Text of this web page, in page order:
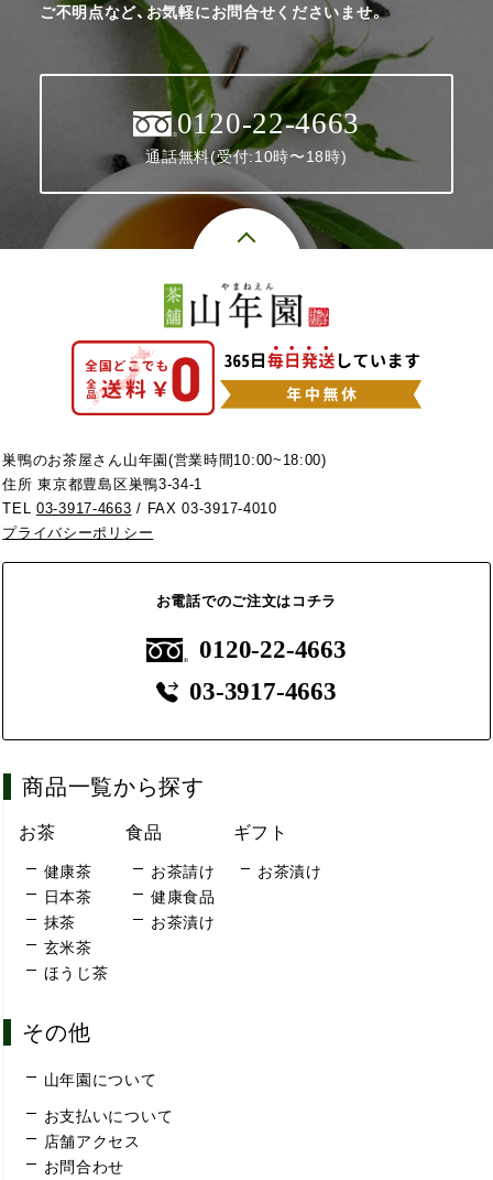
ご不明点など、お気軽にお問合せくださいませ。
0120-22-4663
通話無料(受付:10時〜18時)
巣鴨のお茶屋さん山年園(営業時間10:00~18:00)
住所 東京都豊島区巣鴨3-34-1
TEL03-3917-4663 / FAX 03-3917-4010
プライバシーポリシー
お電話でのご注文はコチラ
0120-22-4663
03-3917-4663
商品一覧から探す
お茶
健康茶
日本茶
抹茶
玄米茶
ほうじ茶
食品
お茶請け
健康食品
お茶漬け
ギフト
お茶漬け
その他
山年園について
お支払いについて
店舗アクセス
お問合わせ